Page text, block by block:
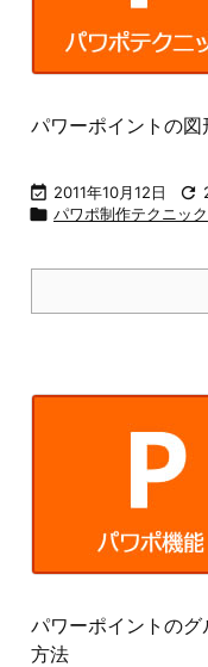
パワーポイントの
 2011年10月12日 
 パワポ制作テクニック
パワーポイントの
方法